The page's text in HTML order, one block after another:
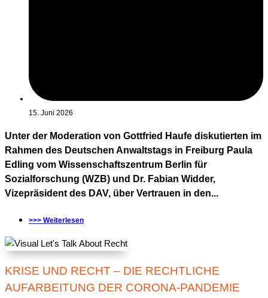
15. Juni 2026
Unter der Moderation von Gottfried Haufe diskutierten im
Rahmen des Deutschen Anwaltstags in Freiburg Paula
Edling vom Wissenschaftszentrum Berlin für
Sozialforschung (WZB) und Dr. Fabian Widder,
Vizepräsident des DAV, über Vertrauen in den...
>>> Weiterlesen
KRISE UND RECHT – DIE RECHTLICHE
AUFARBEITUNG DER CORONA-PANDEMIE